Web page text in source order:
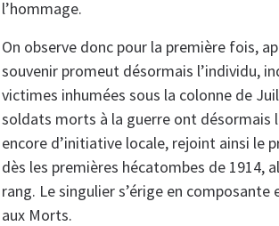
l’hommage.
On observe donc pour la première fois,
souvenir promeut désormais l’individu,
victimes inhumées sous la colonne de
soldats morts à la guerre ont désormais
encore d’initiative locale, rejoint ainsi le
dès les premières hécatombes de 1914,
rang. Le singulier s’érige en
aux Morts.